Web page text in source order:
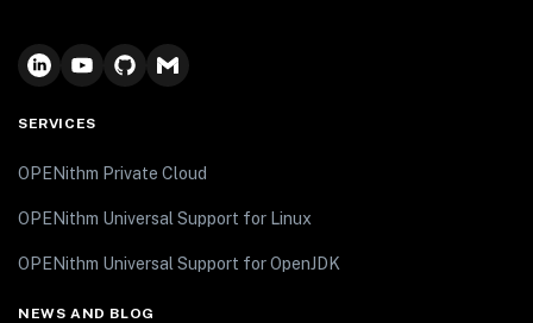
SERVICES
OPENithm Private Cloud
OPENithm Universal Support for Linux
OPENithm Universal Support for OpenJDK
NEWS AND BLOG